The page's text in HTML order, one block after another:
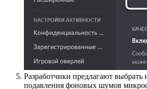
Разработчики предлагают выбрать
подавления фоновых шумов